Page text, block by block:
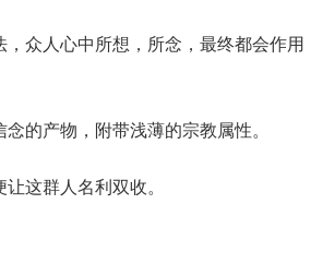
众人心中所想，所念，最终都会作用
的产物，附带浅薄的宗教属性。
这群人名利双收。